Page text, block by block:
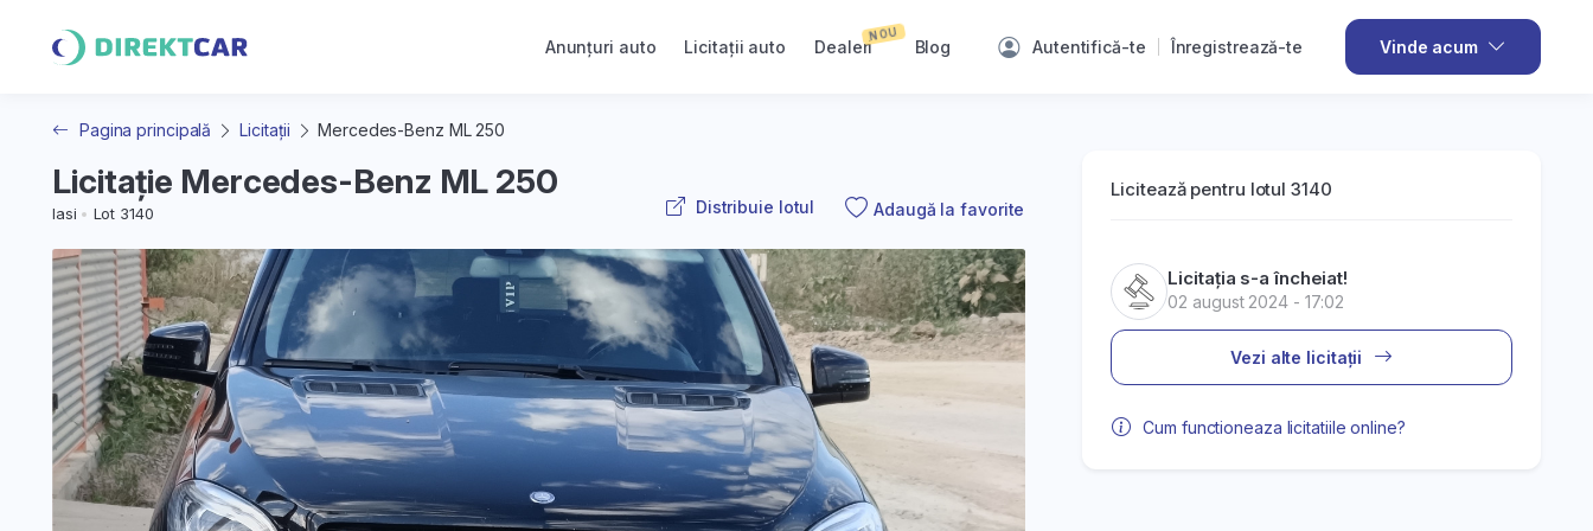
Anunțuri auto Licitații auto Dealeri
NOU
Blog Autentifică-te Înregistrează-te Vinde acum
Pagina principală Licitații Mercedes-Benz ML 250
Licitație Mercedes-Benz ML 250
Iasi Lot 3140 Distribuie lotul Adaugă la favorite
Licitează pentru lotul 3140
Licitația s-a încheiat!
02 august 2024 - 17:02
Vezi alte licitații
Cum functioneaza licitatiile online?